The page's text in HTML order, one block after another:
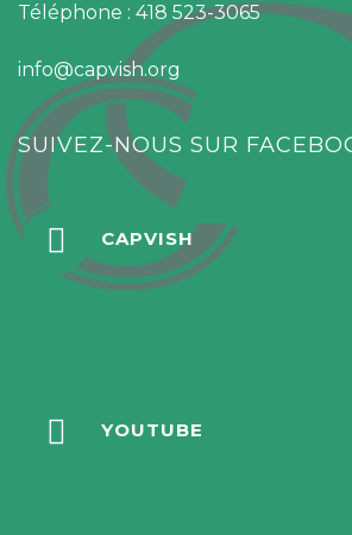
Téléphone : 418 523-3065
info@capvish.org
SUIVEZ-NOUS SUR
CAPVISH
YOUTUBE